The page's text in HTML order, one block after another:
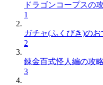
ドラゴンコープスの
1
ガチャ(ふくびき)の
2
錬金百式怪人編の攻
3